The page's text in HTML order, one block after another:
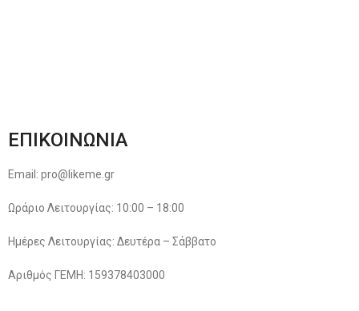
ΕΠΙΚΟΙΝΩΝΙΑ
Email: pro@likeme.gr
Ωράριο Λειτουργίας: 10:00 – 18:00
Ημέρες Λειτουργίας: Δευτέρα – Σάββατο
Αριθμός ΓΕΜΗ: 159378403000